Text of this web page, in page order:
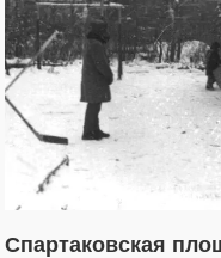
Спартаковская
1,406,849
319,861 8,286
160,009